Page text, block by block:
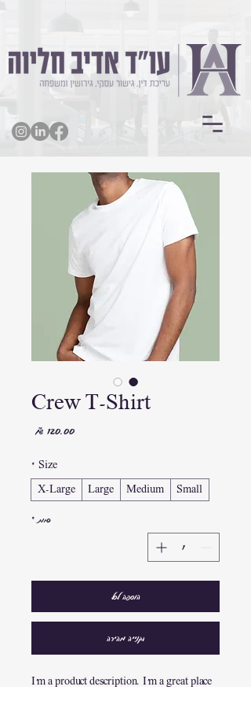
Crew T-Shirt
מחיר
Size
*
Small
Medium
Large
X-Large
כמות *
הוספה לסל
לקנייה מהירה
I'm a product description. I'm a great place